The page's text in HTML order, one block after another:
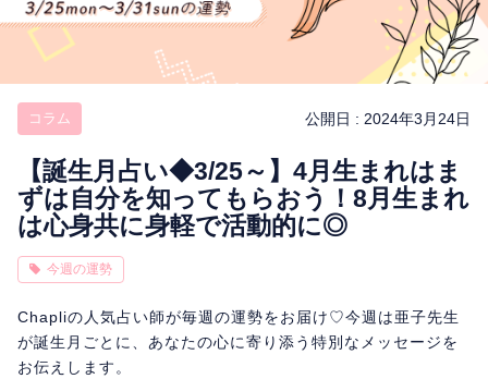
キーワード別
彼の気持ち 時期
今週の運勢 彼氏 片思い 結婚
相性
コラム 公開日 : 2024年3月24日
【誕生月占い◆3/25～】4月生まれはま
ずは自分を知ってもらおう！8月生まれ
は心身共に身軽で活動的に◎
今週の運勢
Chapliの人気占い師が毎週の運勢をお届け♡今週は亜子先生
が誕生月ごとに、あなたの心に寄り添う特別なメッセージを
お伝えします。